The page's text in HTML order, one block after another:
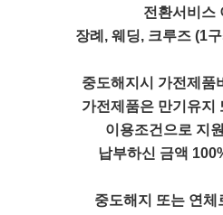
전환서비스
장례, 웨딩, 크루즈 (1
중도해지시 가전제품
가전제품은 만기유지
이용조건으로 지
납부하신 금액
중도해지 또는 연체